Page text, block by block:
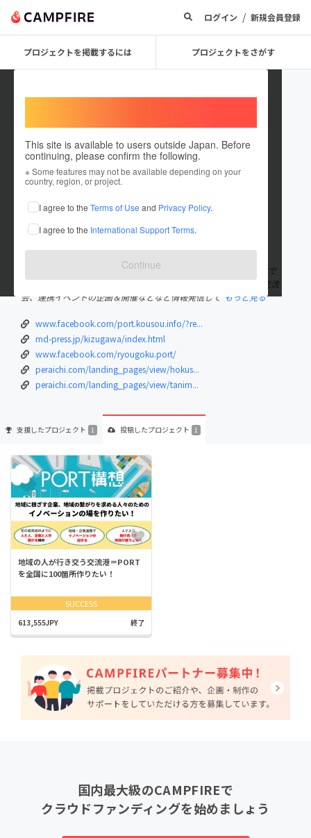
ログイン / 新規会員登録
プロジェクトを掲載するには プロジェクトをさがす
This site is available to users outside Japan. Before
continuing, please confirm the following.
※ Some features may not be available depending on your
country, region, or project.
I agree to the Terms of Use and Privacy Policy.
I agree to the International Support Terms.
Continue
portkousou_info
これまでに1回支援して1件のプロジェクトを投稿しています
在住国：日本 現在地：未設定
出身国：日本 出身地：未設定
中小企業リアル情報発信基地「PORT構想」の運営チームのページで
す。 日本各地の PORTでリアル／オンラインを活用したオープン交流
会、連携イベントの企画＆開催などなど情報発信して
もっと見る
www.facebook.com/port.kousou.info/?re...
md-press.jp/kizugawa/index.html
www.facebook.com/ryougoku.port/
peraichi.com/landing_pages/view/hokus...
peraichi.com/landing_pages/view/tanim...
支援したプロジェクト 1 投稿したプロジェクト 1
地域の人が行き交う交流港＝PORT
を全国に100箇所作りたい！
SUCCESS
613,555JPY 終了
国内最大級のCAMPFIREで
クラウドファンディングを始めましょう